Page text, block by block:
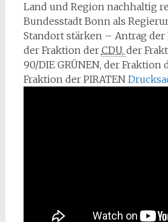
Land und Region nachhaltig
Bundesstadt Bonn als
Standort stärken – Antrag der
der Fraktion der CDU, der
90/DIE GRÜNEN, der Fraktion
Fraktion der PIRATEN